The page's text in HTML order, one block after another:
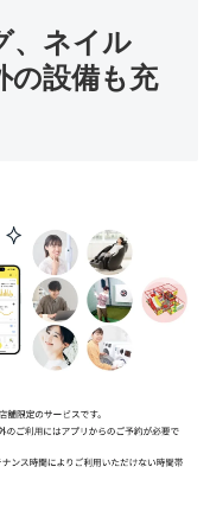
、ネイル
の設備も充